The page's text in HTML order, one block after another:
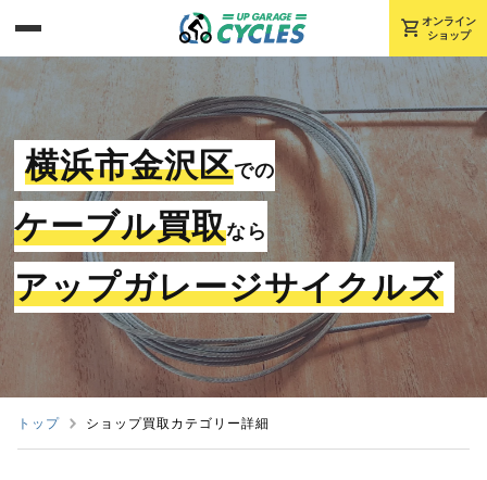
shopping_cart オンライン
ショップ
横浜市金沢区での
ケーブル買取なら
アップガレージサイクルズ
トップ ショップ買取カテゴリー詳細